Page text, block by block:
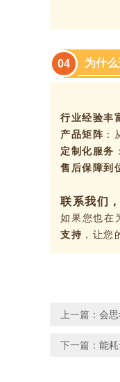
04 为什
行业经验丰
产品矩阵 ：
定制化服务
售后保障到
联系我们
如果您也在
支持 ，让您
上一篇： 会
下一篇： 能